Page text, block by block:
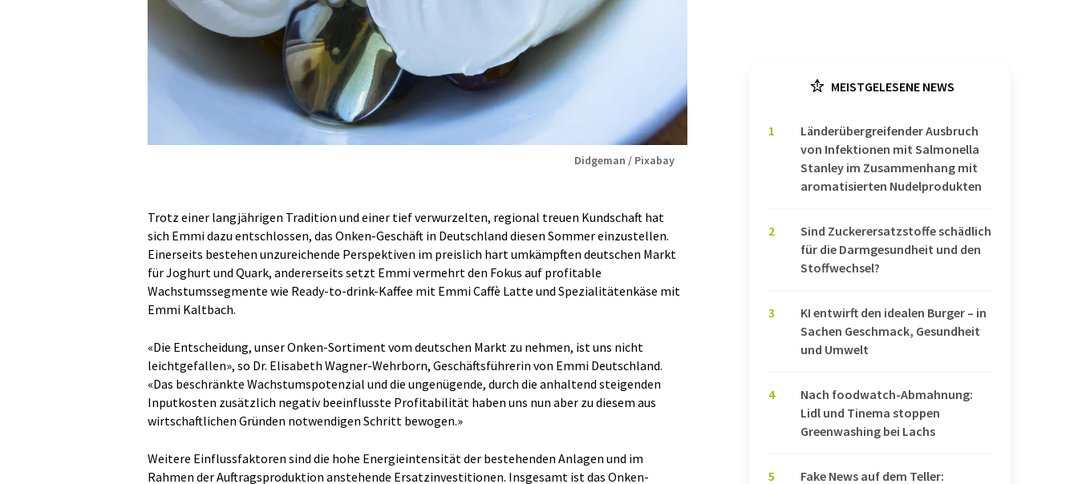
Didgeman / Pixabay
Trotz einer langjährigen Tradition und einer tief verwurzelten, regional treuen Kundschaft hat
sich Emmi dazu entschlossen, das Onken-Geschäft in Deutschland diesen Sommer einzustellen.
Einerseits bestehen unzureichende Perspektiven im preislich hart umkämpften deutschen Markt
für Joghurt und Quark, andererseits setzt Emmi vermehrt den Fokus auf profitable
Wachstumssegmente wie Ready-to-drink-Kaffee mit Emmi Caffè Latte und Spezialitätenkäse mit
Emmi Kaltbach.
«Die Entscheidung, unser Onken-Sortiment vom deutschen Markt zu nehmen, ist uns nicht
leichtgefallen», so Dr. Elisabeth Wagner-Wehrborn, Geschäftsführerin von Emmi Deutschland.
«Das beschränkte Wachstumspotenzial und die ungenügende, durch die anhaltend steigenden
Inputkosten zusätzlich negativ beeinflusste Profitabilität haben uns nun aber zu diesem aus
wirtschaftlichen Gründen notwendigen Schritt bewogen.»
Weitere Einflussfaktoren sind die hohe Energieintensität der bestehenden Anlagen und im
Rahmen der Auftragsproduktion anstehende Ersatzinvestitionen. Insgesamt ist das Onken-
MEISTGELESENE NEWS
1
Länderübergreifender Ausbruch
von Infektionen mit Salmonella
Stanley im Zusammenhang mit
aromatisierten Nudelprodukten
2
Sind Zuckerersatzstoffe schädlich
für die Darmgesundheit und den
Stoffwechsel?
3
KI entwirft den idealen Burger – in
Sachen Geschmack, Gesundheit
und Umwelt
4
Nach foodwatch-Abmahnung:
Lidl und Tinema stoppen
Greenwashing bei Lachs
5
Fake News auf dem Teller: